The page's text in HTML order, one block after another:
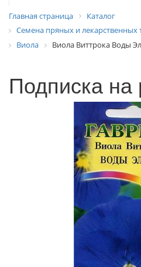
Главная страница
Каталог
Семена пряных и лекарственных
Виола
Виола Виттрока Воды
Подписка на